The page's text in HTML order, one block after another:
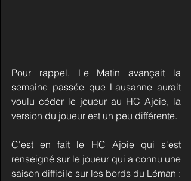
Pour rappel, Le Matin avançait la
semaine passée que Lausanne aurait
voulu céder le joueur au HC Ajoie, la
version du joueur est un peu différente.
C'est en fait le HC Ajoie qui s'est
renseigné sur le joueur qui a connu une
saison difficile sur les bords du Léman :